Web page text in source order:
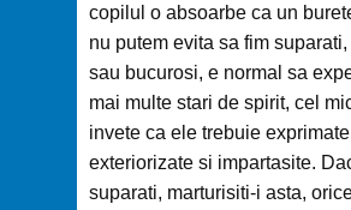
copilul o absoarbe ca un
nu putem evita sa fim
sau bucurosi, e normal sa
mai multe stari de spirit, cel
invete ca ele trebuie
exteriorizate si impartasite.
suparati, marturisiti-i asta,